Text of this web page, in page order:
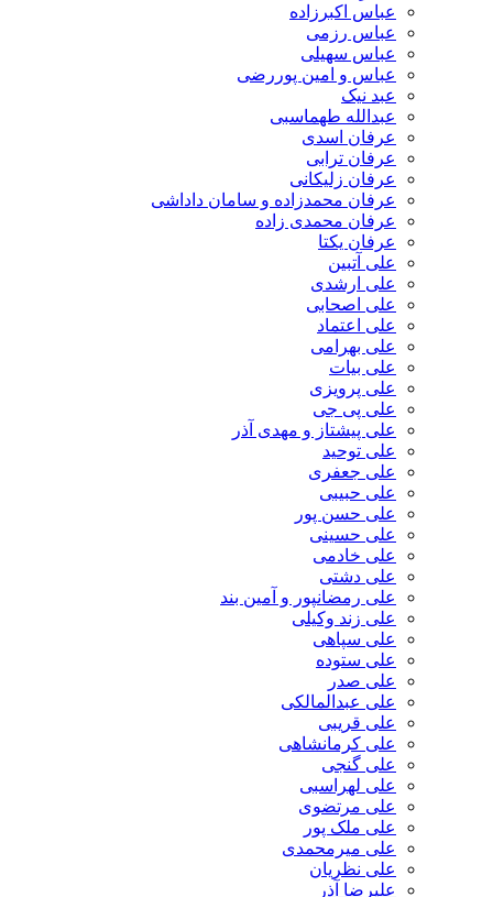
عباس اکبرزاده
عباس رزمی
عباس سهیلی
عباس و امین پوررضی
عبد نیک
عبدالله طهماسبی‎
عرفان اسدی
عرفان ترابی
عرفان زلیکانی
عرفان محمدزاده و سامان داداشی
عرفان محمدی زاده
عرفان یکتا
علی آتبین
علی ارشدی
علی اصحابی
علی اعتماد
علی بهرامی
علی بیات
علی پرویزی
علی پی جی
علی پیشتاز و مهدی آذر
علی توحید
علی جعفری
علی حبیبی
علی حسن پور
علی حسینی
علی خادمی
علی دشتی
علی رمضانپور و آمین بند
علی زند وکیلی
علی سپاهی
علی ستوده
علی صدر
علی عبدالمالکی
علی قریبی
علی کرمانشاهی
علی گنجی
علی لهراسبی
علی مرتضوی
علی ملک پور
علی میرمحمدی
علی نظریان
علیرضا آذر